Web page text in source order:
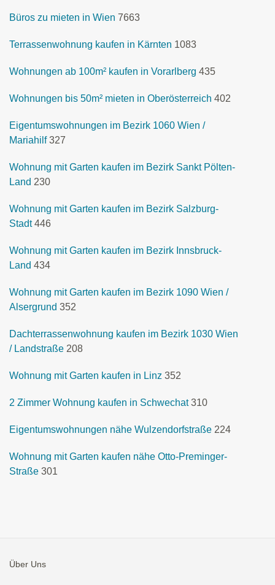
Büros zu mieten in Wien 7663
Terrassenwohnung kaufen in Kärnten 1083
Wohnungen ab 100m² kaufen in Vorarlberg 435
Wohnungen bis 50m² mieten in Oberösterreich 402
Eigentumswohnungen im Bezirk 1060 Wien /
Mariahilf 327
Wohnung mit Garten kaufen im Bezirk Sankt Pölten-
Land 230
Wohnung mit Garten kaufen im Bezirk Salzburg-
Stadt 446
Wohnung mit Garten kaufen im Bezirk Innsbruck-
Land 434
Wohnung mit Garten kaufen im Bezirk 1090 Wien /
Alsergrund 352
Dachterrassenwohnung kaufen im Bezirk 1030 Wien
/ Landstraße 208
Wohnung mit Garten kaufen in Linz 352
2 Zimmer Wohnung kaufen in Schwechat 310
Eigentumswohnungen nähe Wulzendorfstraße 224
Wohnung mit Garten kaufen nähe Otto-Preminger-
Straße 301
Über Uns